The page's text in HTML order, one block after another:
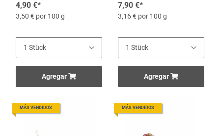
4,90 €*
3,50 € por 100 g
Agregar
7,90 €*
3,16 € por 100 g
Agregar
MÁS VENDIDOS MÁS VENDIDOS